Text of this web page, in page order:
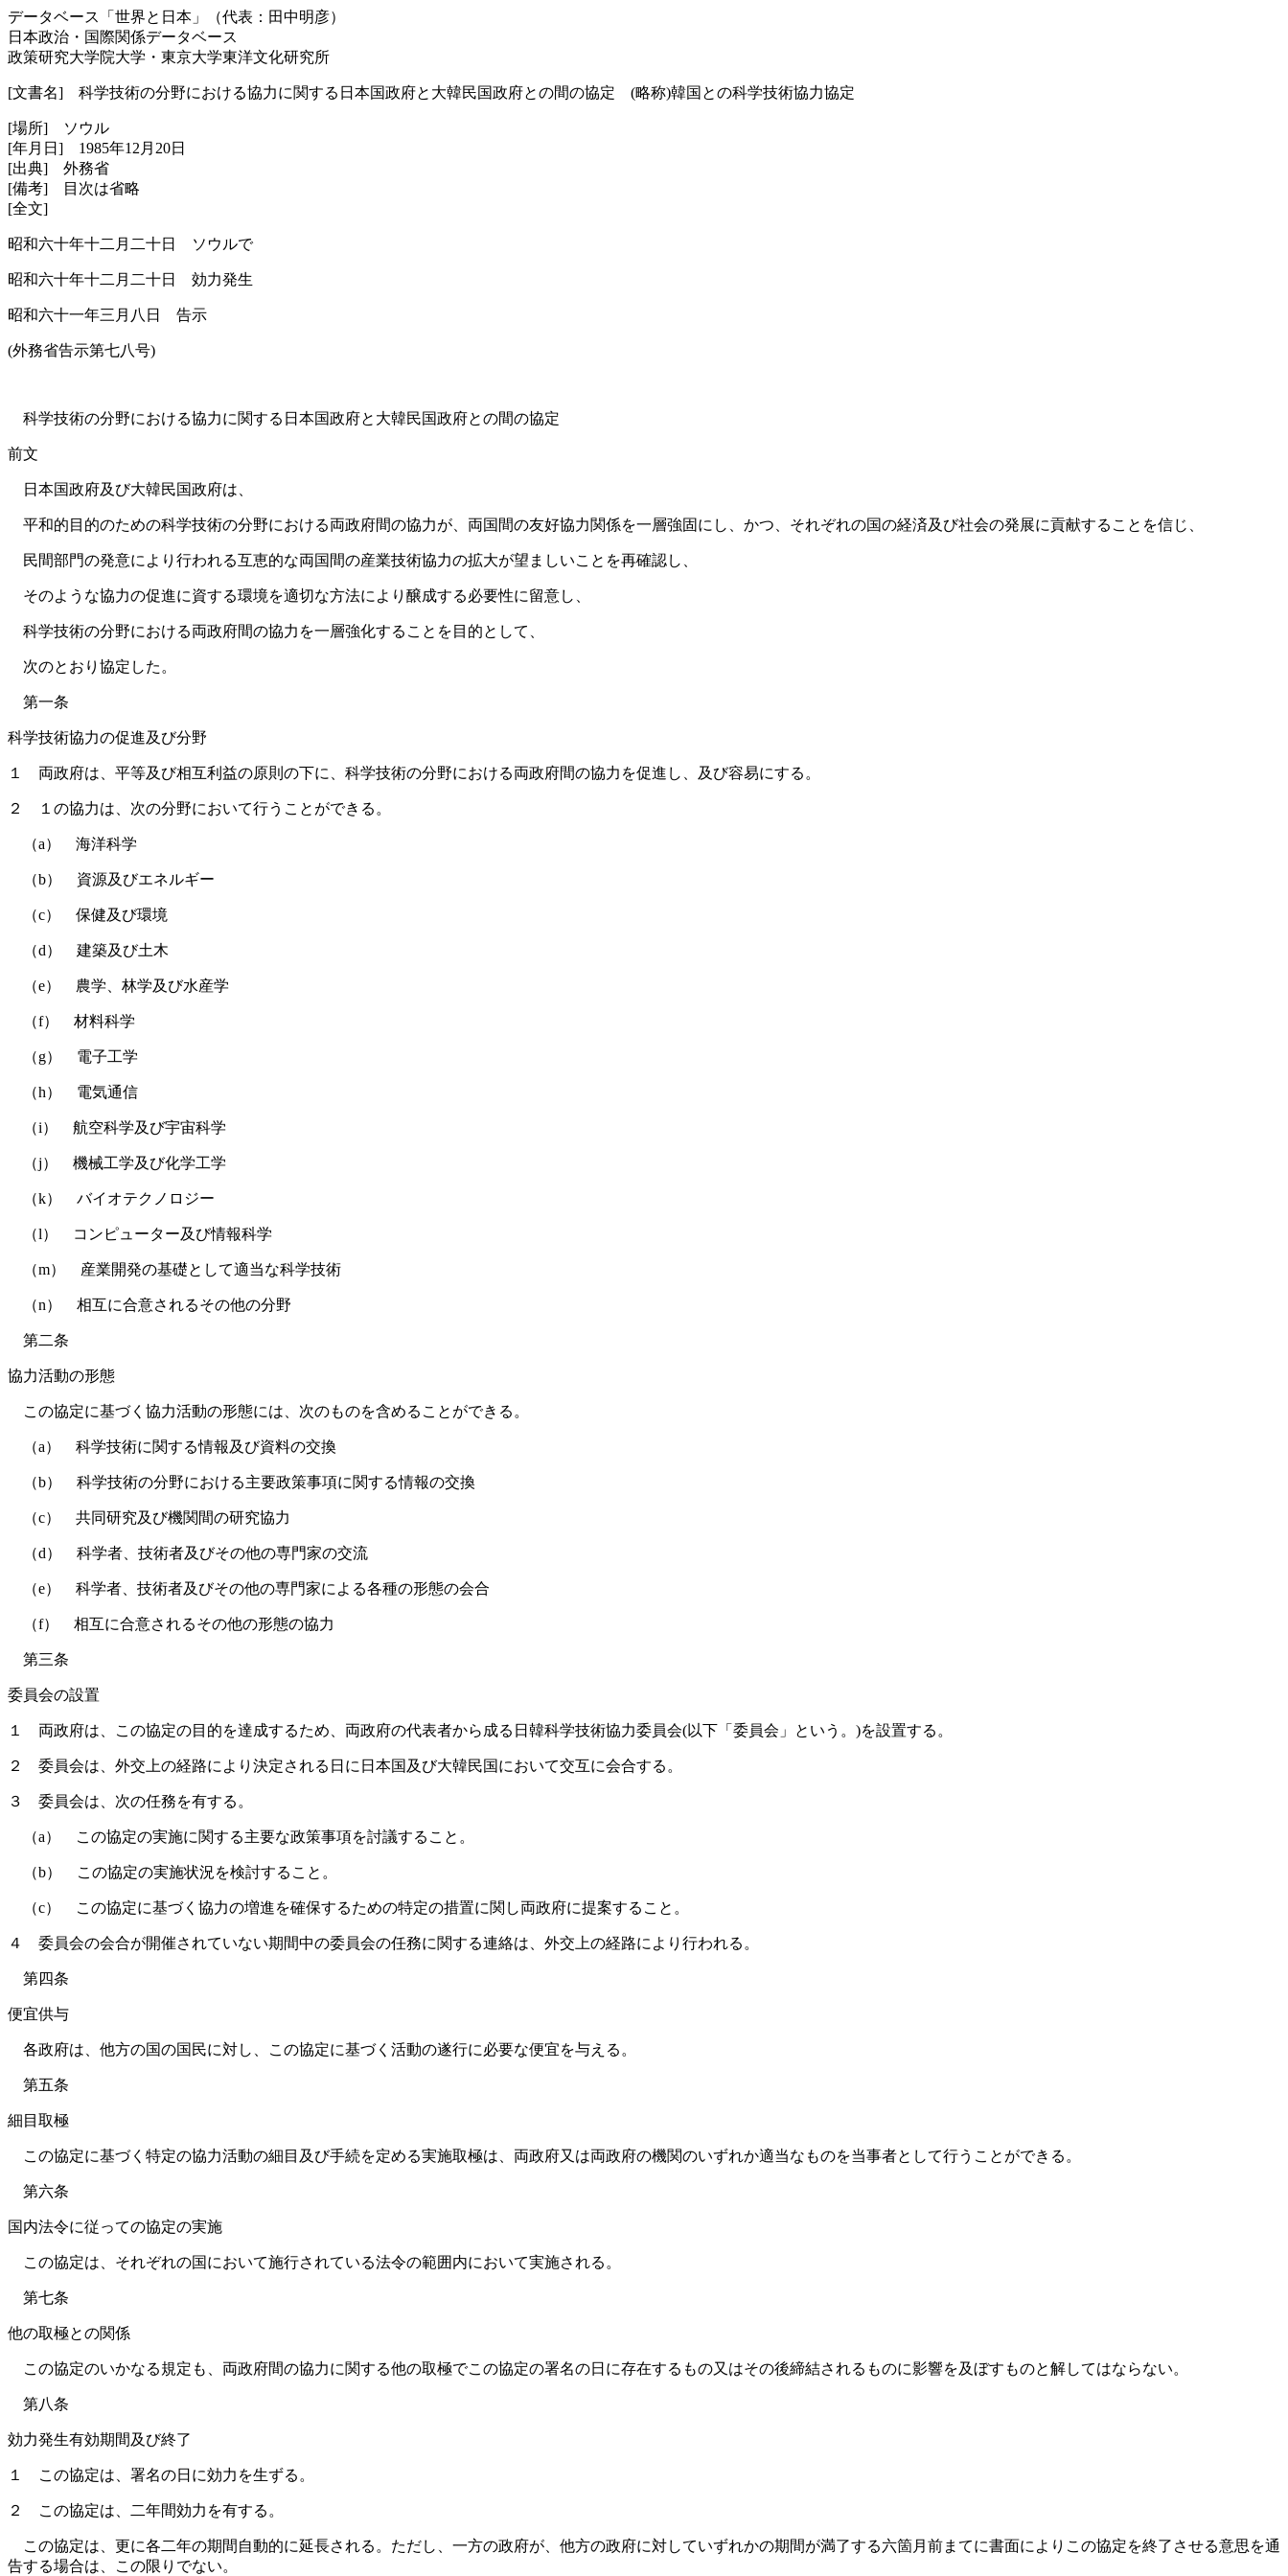
データベース「世界と日本」（代表：田中明彦）
日本政治・国際関係データベース
政策研究大学院大学・東京大学東洋文化研究所
[文書名] 科学技術の分野における協力に関する日本国政府と大韓民国政府との間の協定 (略称)韓国との科学技術協力協定
[場所] ソウル
[年月日] 1985年12月20日
[出典] 外務省
[備考] 目次は省略
[全文]
昭和六十年十二月二十日 ソウルで
昭和六十年十二月二十日 効力発生
昭和六十一年三月八日 告示
(外務省告示第七八号)
科学技術の分野における協力に関する日本国政府と大韓民国政府との間の協定
前文
日本国政府及び大韓民国政府は、
平和的目的のための科学技術の分野における両政府間の協力が、両国間の友好協力関係を一層強固にし、かつ、それぞれの国の経済及び社会の発展に貢献することを信じ、
民間部門の発意により行われる互恵的な両国間の産業技術協力の拡大が望ましいことを再確認し、
そのような協力の促進に資する環境を適切な方法により醸成する必要性に留意し、
科学技術の分野における両政府間の協力を一層強化することを目的として、
次のとおり協定した。
第一条
科学技術協力の促進及び分野
１ 両政府は、平等及び相互利益の原則の下に、科学技術の分野における両政府間の協力を促進し、及び容易にする。
２ １の協力は、次の分野において行うことができる。
（a） 海洋科学
（b） 資源及びエネルギー
（c） 保健及び環境
（d） 建築及び土木
（e） 農学、林学及び水産学
（f） 材料科学
（g） 電子工学
（h） 電気通信
（i） 航空科学及び宇宙科学
（j） 機械工学及び化学工学
（k） バイオテクノロジー
（l） コンピューター及び情報科学
（m） 産業開発の基礎として適当な科学技術
（n） 相互に合意されるその他の分野
第二条
協力活動の形態
この協定に基づく協力活動の形態には、次のものを含めることができる。
（a） 科学技術に関する情報及び資料の交換
（b） 科学技術の分野における主要政策事項に関する情報の交換
（c） 共同研究及び機関間の研究協力
（d） 科学者、技術者及びその他の専門家の交流
（e） 科学者、技術者及びその他の専門家による各種の形態の会合
（f） 相互に合意されるその他の形態の協力
第三条
委員会の設置
１ 両政府は、この協定の目的を達成するため、両政府の代表者から成る日韓科学技術協力委員会(以下「委員会」という。)を設置する。
２ 委員会は、外交上の経路により決定される日に日本国及び大韓民国において交互に会合する。
３ 委員会は、次の任務を有する。
（a） この協定の実施に関する主要な政策事項を討議すること。
（b） この協定の実施状況を検討すること。
（c） この協定に基づく協力の増進を確保するための特定の措置に関し両政府に提案すること。
４ 委員会の会合が開催されていない期間中の委員会の任務に関する連絡は、外交上の経路により行われる。
第四条
便宜供与
各政府は、他方の国の国民に対し、この協定に基づく活動の遂行に必要な便宜を与える。
第五条
細目取極
この協定に基づく特定の協力活動の細目及び手続を定める実施取極は、両政府又は両政府の機関のいずれか適当なものを当事者として行うことができる。
第六条
国内法令に従っての協定の実施
この協定は、それぞれの国において施行されている法令の範囲内において実施される。
第七条
他の取極との関係
この協定のいかなる規定も、両政府間の協力に関する他の取極でこの協定の署名の日に存在するもの又はその後締結されるものに影響を及ぼすものと解してはならない。
第八条
効力発生有効期間及び終了
１ この協定は、署名の日に効力を生ずる。
２ この協定は、二年間効力を有する。
この協定は、更に各二年の期間自動的に延長される。ただし、一方の政府が、他方の政府に対していずれかの期間が満了する六箇月前まてに書面によりこの協定を終了させる意思を通
告する場合は、この限りでない。